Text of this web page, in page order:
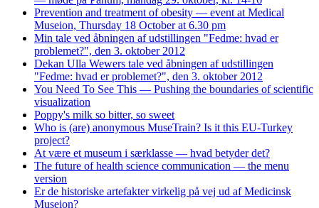
Prevention and treatment of obesity — event at Medical
Museion, Thursday 18 October at 6.30 pm
Min tale ved åbningen af udstillingen "Fedme: hvad er
problemet?", den 3. oktober 2012
Dekan Ulla Wewers tale ved åbningen af udstillingen
"Fedme: hvad er problemet?", den 3. oktober 2012
You Need To See This — Pushing the boundaries of scientific
visualization
Poppy's milk so bitter, so sweet
Who is (are) anonymous MuseTrain? Is it this EU-Turkey
project?
At være et museum i særklasse — hvad betyder det?
The future of health science communication — the menu
version
Er de historiske artefakter virkelig på vej ud af Medicinsk
Museion?